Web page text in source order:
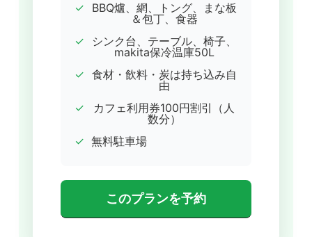
✓
BBQ爐、網、トング、まな板
＆包丁、食器
✓
シンク台、テーブル、椅子、
makita保冷温庫50L
✓ 食材・飲料・炭は持ち込み自
由
✓
カフェ利用券100円割引（人
数分）
✓ 無料駐車場
このプランを予約